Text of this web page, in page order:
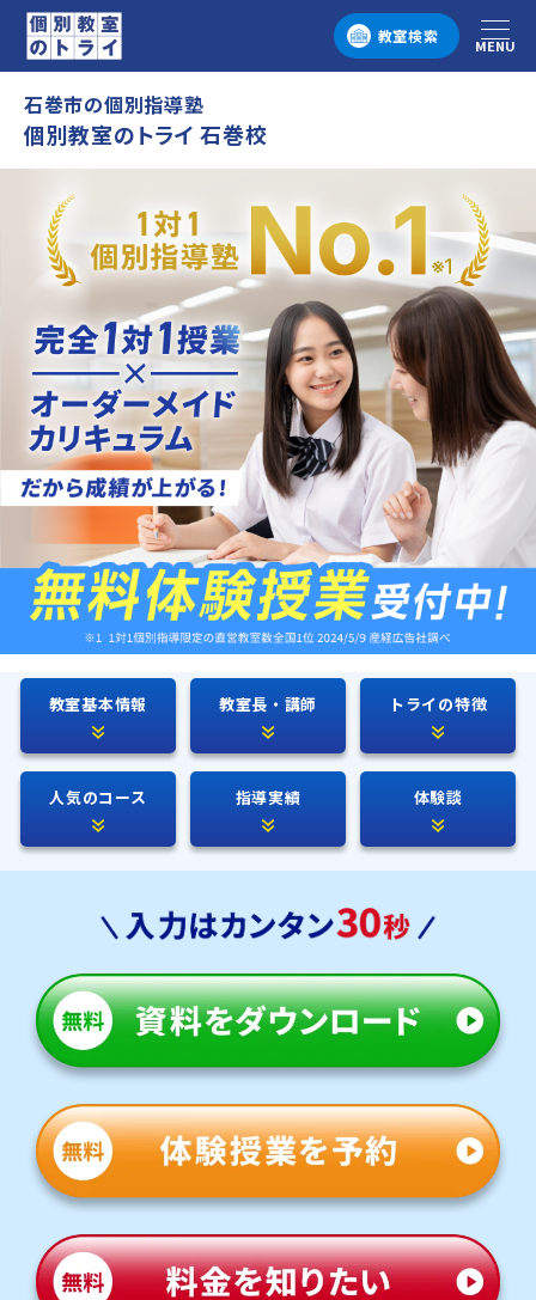
教室検索
メニュー
MENU
石巻市の個別指導塾
個別教室のトライ 石巻校
教室基本情報 教室長・講師 トライの特徴
人気のコース 指導実績 体験談